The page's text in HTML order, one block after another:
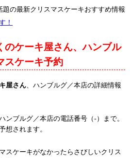
題の最新クリスマスケーキおすすめ情報
！
のケーキ屋さん、ハンブル
スケーキ予約
屋さん 、ハンブルグ／本店の詳細情報
ンブルグ／本店の電話番号（-）まで。
想されます。
スケーキがなかったらさびしいクリス